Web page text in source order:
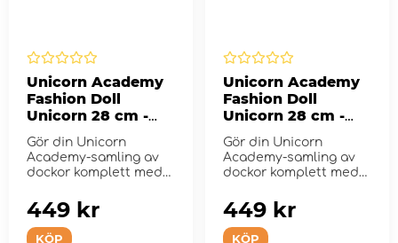
Unicorn Academy
Fashion Doll
Unicorn 28 cm -
River
Gör din Unicorn
Academy-samling av
dockor komplett med
River.
KÖP
449 kr
Unicorn Academy
Fashion Doll
Unicorn 28 cm -
Leaf
Gör din Unicorn
Academy-samling av
dockor komplett med
KÖP
449 kr